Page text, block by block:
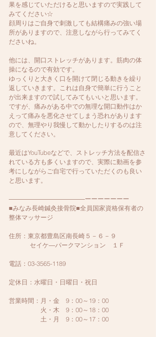
果を感じていただけると思いますので実践して
みてください☆
顔周りはご自身で刺激しても結構痛みの強い場
所がありますので、注意しながら行ってみてく
ださいね。
他には、開口ストレッチがあります。筋肉の体
操になるので有効です。
ゆっくりと大きく口を開けて閉じる動きを繰り
返していきます。これは自身で簡単に行うこと
が出来ますので試してみてもいいと思います。
ですが、痛みがある中での無理な開口動作はか
えって痛みを悪化させてしまう恐れがあります
ので、無理やり我慢して動かしたりするのは注
意してください。
最近はYouTubeなどで、ストレッチ方法を配信さ
れている方も多くいますので、実際に動画を参
考にしながらご自宅で行っていただくのも良い
と思います。
――――――――――――ーーーーーーー
■みなみ長崎鍼灸接骨院■全員国家資格保有者の
整体マッサージ
住所：東京都豊島区南長崎５－６－９
セイケ―パークマンション　１Ｆ
電話：03-3565-1189
定休日：水曜日・日曜日・祝日
営業時間：月・金　9：00～19：00
火・木　9：00～18：00
土・月　9：00～17：00